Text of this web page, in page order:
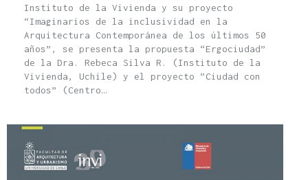
Instituto de la Vivienda y su proyecto
“Imaginarios de la inclusividad en la
Arquitectura Contemporánea de los últimos 50
años”, se presenta la propuesta “Ergociudad”
de la Dra. Rebeca Silva R. (Instituto de la
Vivienda, Uchile) y el proyecto “Ciudad con
todos” (Centro…